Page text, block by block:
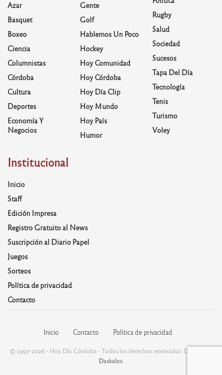
Azar
Basquet
Boxeo
Ciencia
Columnistas
Córdoba
Cultura
Deportes
Economía Y
Negocios
Gente
Golf
Hablemos Un Poco
Hockey
Hoy Comunidad
Hoy Córdoba
Hoy Día Clip
Hoy Mundo
Hoy País
Humor
Rugby
Salud
Sociedad
Sucesos
Tapa Del Día
Tecnología
Tenis
Turismo
Voley
Institucional
Inicio
Staff
Edición Impresa
Registro Gratuito al News
Suscripción al Diario Papel
Juegos
Sorteos
Política de privacidad
Contacto
Inicio Contacto Política de privacidad
© 1997-2026 - Hoy Día Córdoba - Todos los derechos reservados. Desarrolla:
Daskalos.